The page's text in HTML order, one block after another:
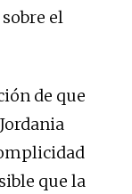
el
de que
que la